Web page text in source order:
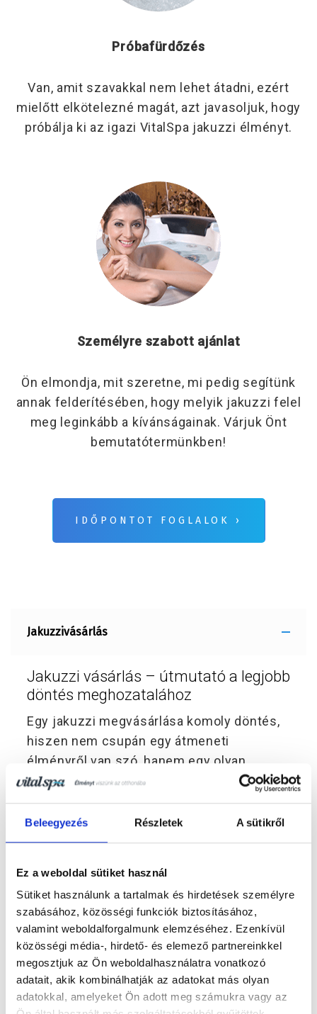
Beleegyezés Részletek A sütikről
Ez a weboldal sütiket használ
Sütiket használunk a tartalmak és hirdetések személyre
szabásához, közösségi funkciók biztosításához,
valamint weboldalforgalmunk elemzéséhez. Ezenkívül
közösségi média-, hirdető- és elemező partnereinkkel
megosztjuk az Ön weboldalhasználatra vonatkozó
adatait, akik kombinálhatják az adatokat más olyan
adatokkal, amelyeket Ön adott meg számukra vagy az
Próbafürdőzés
Van, amit szavakkal nem lehet átadni, ezért
mielőtt elkötelezné magát, azt javasoljuk, hogy
próbálja ki az igazi VitalSpa jakuzzi élményt.
Személyre szabott ajánlat
Ön elmondja, mit szeretne, mi pedig segítünk
annak felderítésében, hogy melyik jakuzzi felel
meg leginkább a kívánságainak.Várjuk Önt
bemutatótermünkben!
IDŐPONTOT FOGLALOK ›
Jakuzzivásárlás
Jakuzzi vásárlás – útmutató a legjobb
döntés meghozatalához
Egy jakuzzi megvásárlása komoly döntés,
hiszen nem csupán egy átmeneti
élményről van szó, hanem egy olyan
hosszú távú befektetésről, ami az
otthonára és egész életére komoly
hatással lesz. A megfelelő modell
kiválasztása sokszor nem egyszerű, mivel
vennie, ismerje meg az egész folyamatot
annak érdekében, hogy a döntésével végül
minden szempontból elégedett lehessen!
A VitalSpa bemutatóterme éppen ezért
tökéletes választás azoknak, akik biztosra
akarnak menni. Ismerje meg, hogyan segít
a jakuzziteszt és a VitalSpa csapatának